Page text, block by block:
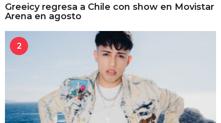
Greeicy regresa a Chile con show en Movistar
Arena en agosto
2